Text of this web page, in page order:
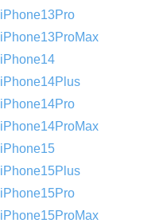
iPhone13Pro
iPhone13ProMax
iPhone14
iPhone14Plus
iPhone14Pro
iPhone14ProMax
iPhone15
iPhone15Plus
iPhone15Pro
iPhone15ProMax